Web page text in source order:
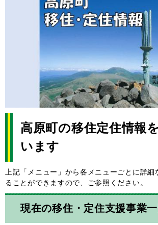
高原町の移住定住情報
います
上記「メニュー」から各メニューごとに詳細
ることができますので、ご参照ください。
現在の移住・定住支援事業